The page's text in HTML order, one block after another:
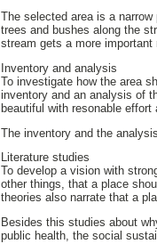
The selected area is a
trees and bushes along the
stream gets a more important
Inventory and analysis
To investigate how the area
inventory and an analysis of
beautiful with resonable effort
The inventory and the
Literature studies
To develop a vision with
other things, that a place
theories also narrate that a
Besides this studies about
public health, the social